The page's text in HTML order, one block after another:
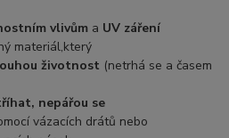
vlivům a UV záření
materiál,který
životnost (netrhá se a časem
nepářou se
vázacích drátů nebo